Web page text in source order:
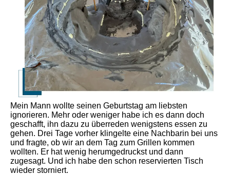
Mein Mann wollte seinen Geburtstag am liebsten
ignorieren. Mehr oder weniger habe ich es dann doch
geschafft, ihn dazu zu überreden wenigstens essen zu
gehen. Drei Tage vorher klingelte eine Nachbarin bei uns
und fragte, ob wir an dem Tag zum Grillen kommen
wollten. Er hat wenig herumgedruckst und dann
zugesagt. Und ich habe den schon reservierten Tisch
wieder storniert.